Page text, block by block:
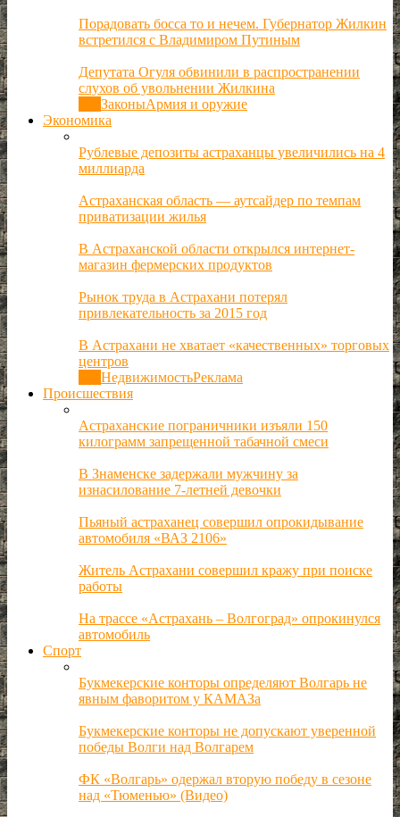
Порадовать босса то и нечем. Губернатор Жилкин
встретился с Владимиром Путиным
Депутата Огуля обвинили в распространении
слухов об увольнении Жилкина
ЗаконыАрмия и оружие
Экономика
Рублевые депозиты астраханцы увеличились на 4
миллиарда
Астраханская область — аутсайдер по темпам
приватизации жилья
В Астраханской области открылся интернет-
магазин фермерских продуктов
Рынок труда в Астрахани потерял
привлекательность за 2015 год
В Астрахани не хватает «качественных» торговых
центров
НедвижимостьРеклама
Происшествия
Астраханские пограничники изъяли 150
килограмм запрещенной табачной смеси
В Знаменске задержали мужчину за
изнасилование 7-летней девочки
Пьяный астраханец совершил опрокидывание
автомобиля «ВАЗ 2106»
Житель Астрахани совершил кражу при поиске
работы
На трассе «Астрахань – Волгоград» опрокинулся
автомобиль
Спорт
Букмекерские конторы определяют Волгарь не
явным фаворитом у КАМАЗа
Букмекерские конторы не допускают уверенной
победы Волги над Волгарем
ФК «Волгарь» одержал вторую победу в сезоне
над «Тюменью» (Видео)